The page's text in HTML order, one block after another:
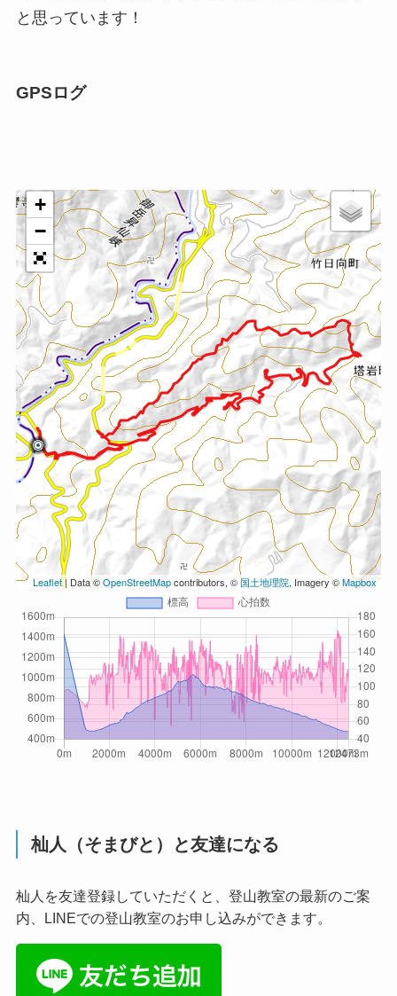
と思っています！
GPSログ
+
−
Leaflet| Data ©OpenStreetMapcontributors, ©国土地理院, Imagery ©Mapbox
杣人（そまびと）と友達になる
杣人を友達登録していただくと、登山教室の最新のご案
内、LINEでの登山教室のお申し込みができます。